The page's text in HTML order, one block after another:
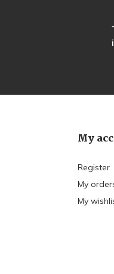
My
Register
My
My